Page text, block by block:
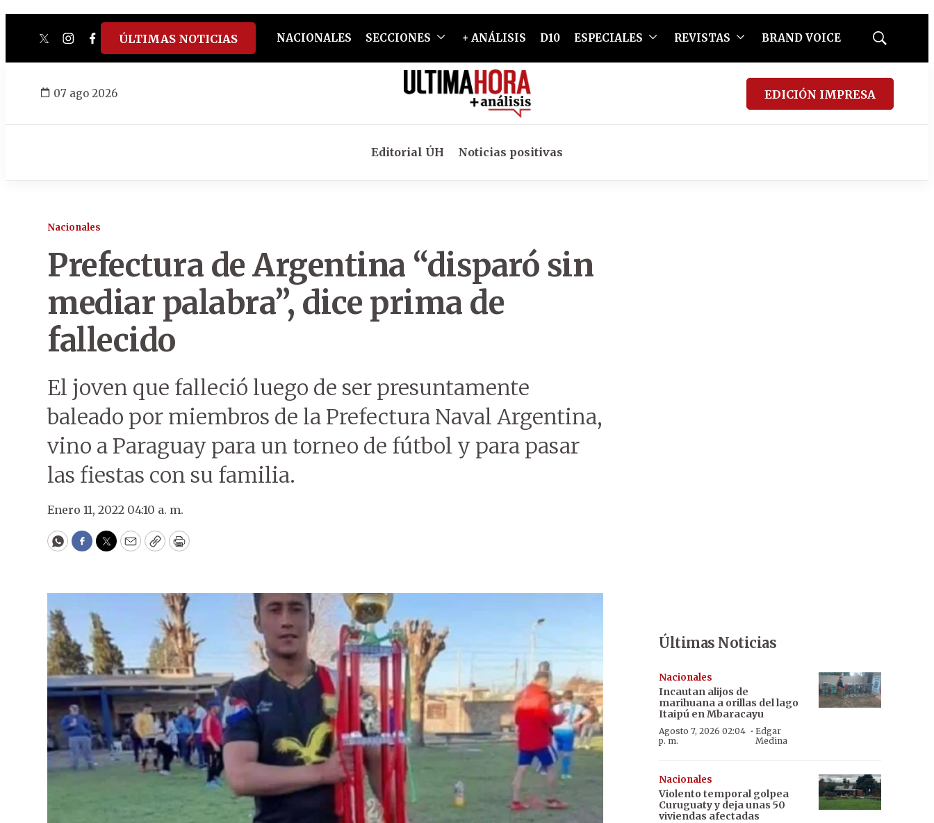
twitterinstagram
facebook
tiktokyoutube
spotify
ÚLTIMAS NOTICIAS NACIONALES SECCIONES + ANÁLISIS D10 ESPECIALES REVISTAS BRAND VOICE
Mostrar
07 ago 2026 EDICIÓN IMPRESA
Editorial ÚH Noticias positivas
Nacionales
Prefectura de Argentina “disparó sin
mediar palabra”, dice prima de
fallecido
El joven que falleció luego de ser presuntamente
baleado por miembros de la Prefectura Naval Argentina,
vino a Paraguay para un torneo de fútbol y para pasar
las fiestas con su familia.
Enero 11, 2022 04:10 a. m.
WhatsApp
Facebook
Twitter
EmailCopyPrint
Últimas Noticias
Nacionales
Incautan alijos de
marihuana a orillas del lago
Itaipú en Mbaracayu
Agosto 7, 2026 02:04
p. m.
· Edgar
Medina
Nacionales
Violento temporal golpea
Curuguaty y deja unas 50
viviendas afectadas